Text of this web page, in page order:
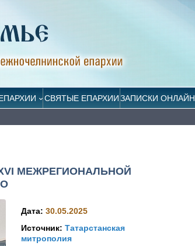
СВЯТЫЕ ЕПАРХИИЗАПИСКИ ОНЛАЙН
МЕЖРЕГИОНАЛЬНОЙ
Дата:30.05.2025
Источник:Татарстанская
митрополия